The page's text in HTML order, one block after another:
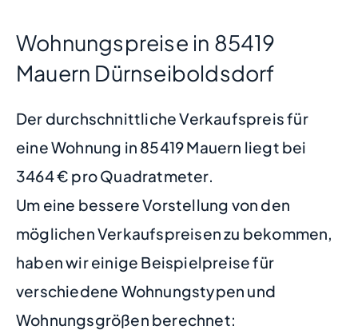
Wohnungspreise in 85419
Mauern Dürnseiboldsdorf
Der durchschnittliche Verkaufspreis für
eine Wohnung in 85419 Mauern liegt bei
3464 € pro Quadratmeter.
Um eine bessere Vorstellung von den
möglichen Verkaufspreisen zu bekommen,
haben wir einige Beispielpreise für
verschiedene Wohnungstypen und
Wohnungsgrößen berechnet: